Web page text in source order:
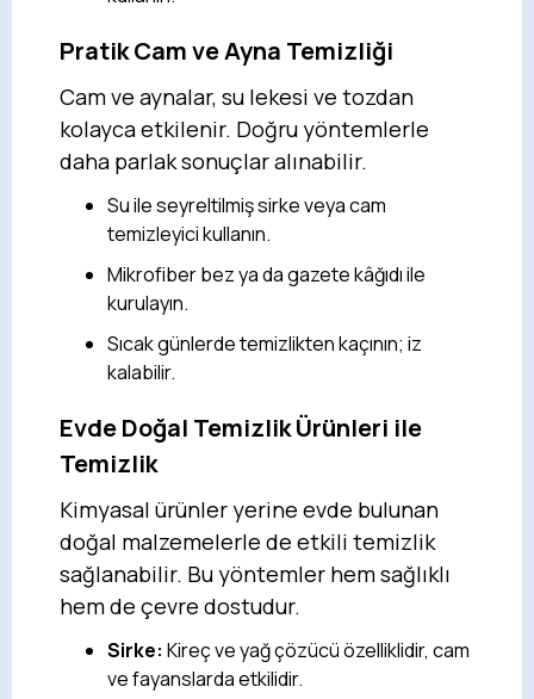
Pratik Cam ve Ayna Temizliği
Cam ve aynalar, su lekesi ve tozdan
kolayca etkilenir. Doğru yöntemlerle
daha parlak sonuçlar alınabilir.
Su ile seyreltilmiş sirke veya cam
temizleyici kullanın.
Mikrofiber bez ya da gazete kâğıdı ile
kurulayın.
Sıcak günlerde temizlikten kaçının; iz
kalabilir.
Evde Doğal Temizlik Ürünleri ile
Temizlik
Kimyasal ürünler yerine evde bulunan
doğal malzemelerle de etkili temizlik
sağlanabilir. Bu yöntemler hem sağlıklı
hem de çevre dostudur.
Sirke: Kireç ve yağ çözücü özelliklidir, cam
ve fayanslarda etkilidir.